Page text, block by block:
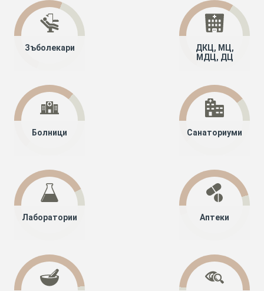
Зъболекари
ДКЦ, МЦ,
МДЦ, ДЦ
Болници Санаториуми
Лаборатории Аптеки